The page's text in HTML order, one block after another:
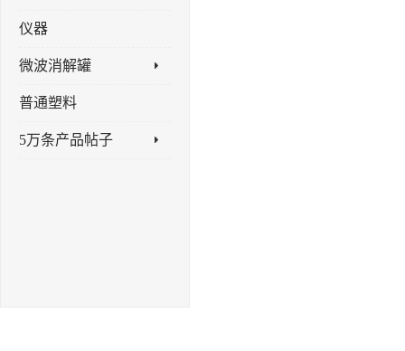
仪器
微波消解罐
普通塑料
5万条产品帖子